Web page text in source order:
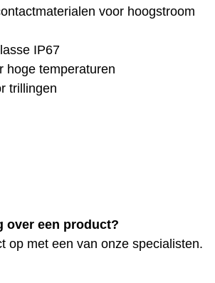
voor hoogstroom
IP67
hoge temperaturen
trillingen
over een product?
op met een van onze specialisten.